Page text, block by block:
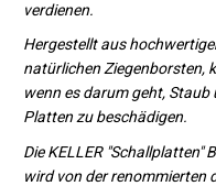
verdienen.
Hergestellt aus
natürlichen Ziegenborsten,
wenn es darum geht,
Platten zu beschädigen.
Die KELLER "Schallplatten"
wird von der renommierten